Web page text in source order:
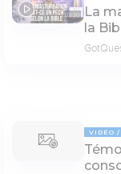
03:20
La
la
VIDÉO